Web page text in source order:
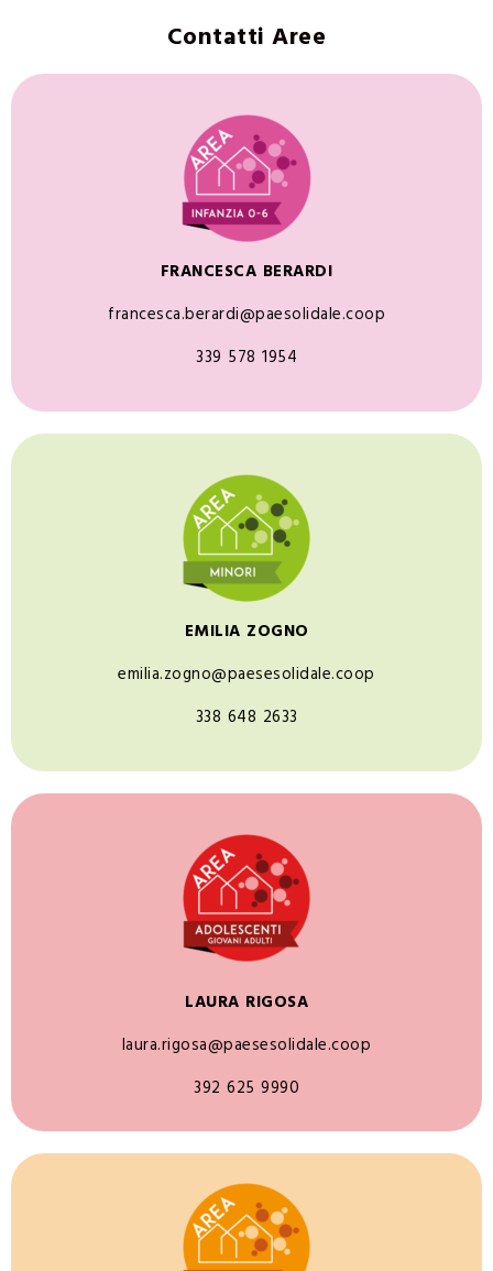
Contatti Aree
FRANCESCA BERARDI
francesca.berardi@paesolidale.coop
339 578 1954
EMILIA ZOGNO
emilia.zogno@paesesolidale.coop
338 648 2633​
LAURA RIGOSA
laura.rigosa@paesesolidale.coop
392 625 9990